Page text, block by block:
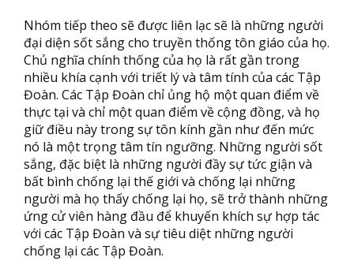
Nhóm tiếp theo sẽ được liên lạc sẽ là những người
đại diện sốt sắng cho truyền thống tôn giáo của họ.
Chủ nghĩa chính thống của họ là rất gần trong
nhiều khía cạnh với triết lý và tâm tính của các Tập
Đoàn. Các Tập Đoàn chỉ ủng hộ một quan điểm về
thực tại và chỉ một quan điểm về cộng đồng, và họ
giữ điều này trong sự tôn kính gần như đến mức
nó là một trọng tâm tín ngưỡng. Những người sốt
sắng, đặc biệt là những người đầy sự tức giận và
bất bình chống lại thế giới và chống lại những
người mà họ thấy chống lại họ, sẽ trở thành những
ứng cử viên hàng đầu để khuyến khích sự hợp tác
với các Tập Đoàn và sự tiêu diệt những người
chống lại các Tập Đoàn.